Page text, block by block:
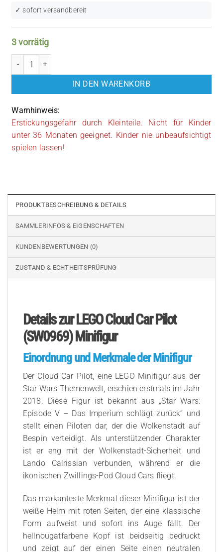
✓ sofort versandbereit
3 vorrätig
LEGO Star Wars: Cloud Car Pilot (SW0969) Menge
IN DEN WARENKORB
Warnhinweis:
Erstickungsgefahr durch Kleinteile. Nicht für Kinder
unter 36 Monaten geeignet. Kinder nie unbeaufsichtigt
spielen lassen!
PRODUKTBESCHREIBUNG & DETAILS
SAMMLERINFOS & EIGENSCHAFTEN
KUNDENBEWERTUNGEN (0)
ZUSTAND & ECHTHEITSPRÜFUNG
Details zur LEGO Cloud Car Pilot
(SW0969) Minifigur
Einordnung und Merkmale der Minifigur
Der Cloud Car Pilot, eine LEGO Minifigur aus der
Star Wars Themenwelt, erschien erstmals im Jahr
2018. Diese Figur ist bekannt aus „Star Wars:
Episode V – Das Imperium schlägt zurück“ und
stellt einen Piloten dar, der die Wolkenstadt auf
Bespin verteidigt. Als unterstützender Charakter
ist er eng mit der Wolkenstadt-Sicherheit und
Lando Calrissian verbunden, während er die
ikonischen Zwillings-Pod Cloud Cars fliegt.
Das markanteste Merkmal dieser Minifigur ist der
weiße Helm mit roten Seiten, der eine klassische
Form aufweist und sofort ins Auge fällt. Der
hellnougatfarbene Kopf ist beidseitig bedruckt
und zeigt auf der einen Seite einen neutralen